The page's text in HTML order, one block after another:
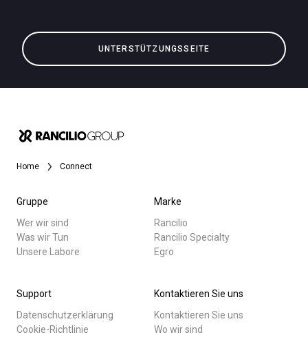
UNTERSTÜTZUNGSSEITE
Home Connect
Gruppe
Wer wir sind
Was wir Tun
Unsere Labore
Marke
Rancilio
Rancilio Specialty
Egro
Support
Datenschutzerklärung
Cookie-Richtlinie
Kontaktieren Sie uns
Kontaktieren Sie uns
Wo wir sind